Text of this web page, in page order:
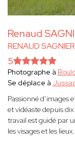
Renaud
RENAUD SAGNIER
5
Photographe à
Se déplace à
Passionné d’images
et vidéaste depuis
travail est guidé par
les visages et les lieux.